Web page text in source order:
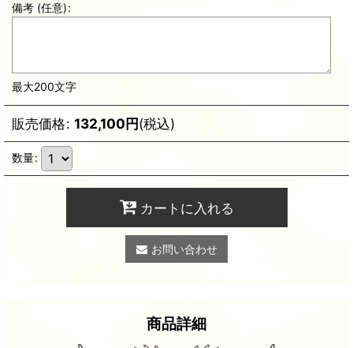
備考 (任意):
最大200文字
販売価格: 132,100円(税込)
数量:
カートに入れる
お問い合わせ
商品詳細